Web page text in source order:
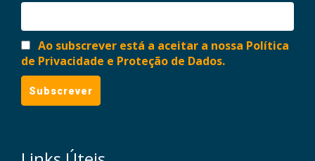
Ao subscrever está a aceitar a nossa Política
de Privacidade e Proteção de Dados.